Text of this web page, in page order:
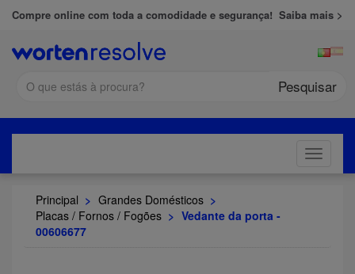
Compre online com toda a comodidade e segurança! Saiba mais >
Pesquisar
Toggle
Principal > Grandes Domésticos >
Placas / Fornos / Fogões > Vedante da porta -
00606677